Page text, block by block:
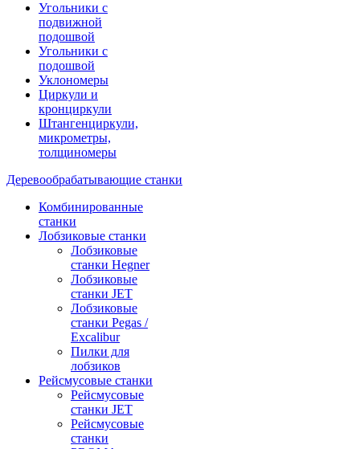
Угольники с
подвижной
подошвой
Угольники с
подошвой
Уклономеры
Циркули и
кронциркули
Штангенциркули,
микрометры,
толщиномеры
Деревообрабатывающие станки
Комбинированные
станки
Лобзиковые станки
Лобзиковые
станки Hegner
Лобзиковые
станки JET
Лобзиковые
станки Pegas /
Excalibur
Пилки для
лобзиков
Рейсмусовые станки
Рейсмусовые
станки JET
Рейсмусовые
станки